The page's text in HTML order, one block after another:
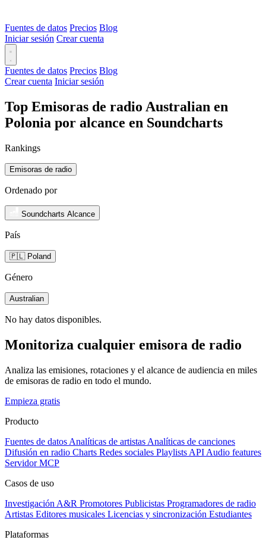
Fuentes de datos Precios Blog
Iniciar sesión Crear cuenta
Fuentes de datos Precios Blog
Crear cuenta Iniciar sesión
Top Emisoras de radio Australian en
Polonia por alcance en Soundcharts
Rankings
Emisoras de radio
Ordenado por
Soundcharts Alcance
País
🇵🇱 Poland
Género
Australian
No hay datos disponibles.
Monitoriza cualquier emisora de radio
Analiza las emisiones, rotaciones y el alcance de audiencia en miles
de emisoras de radio en todo el mundo.
Empieza gratis
Producto
Fuentes de datos Analíticas de artistas Analíticas de canciones
Difusión en radio Charts Redes sociales Playlists API Audio features
Servidor MCP
Casos de uso
Investigación A&R Promotores Publicistas Programadores de radio
Artistas Editores musicales Licencias y sincronización Estudiantes
Plataformas